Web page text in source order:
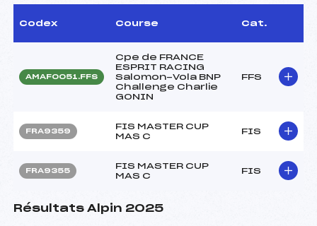
Codex Course Cat.
AMAF0051.FFS
Cpe de FRANCE
ESPRIT RACING
Salomon-Vola BNP
Challenge Charlie
GONIN
FFS
FRA9359
FIS MASTER CUP
MAS C
FIS
FRA9355
FIS MASTER CUP
MAS C
FIS
Résultats Alpin 2025